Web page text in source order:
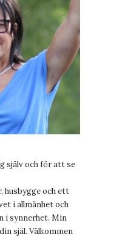
själv och för att se
husbygge och ett
i allmänhet och
i synnerhet. Min
själ. Välkommen